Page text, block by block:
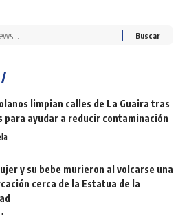
limpian calles de La Guaira tras
para ayudar a reducir contaminación
y su bebe murieron al volcarse una
cerca de la Estatua de la